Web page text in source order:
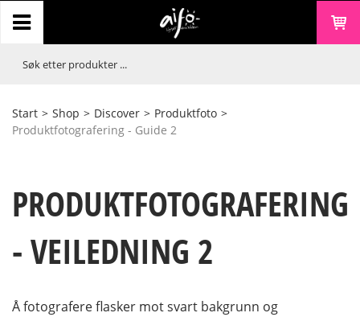
Start > Shop > Discover > Produktfoto >
Produktfotografering - Guide 2
PRODUKTFOTOGRAFERING
- VEILEDNING 2
Å fotografere flasker mot svart bakgrunn og